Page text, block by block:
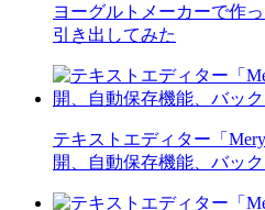
ヨーグルトメーカーで作
引き出してみた
テキストエディター「
開、自動保存機能、バッ